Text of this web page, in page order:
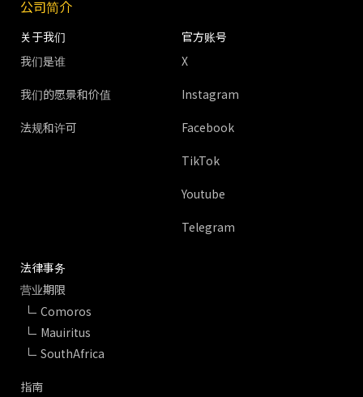
公司简介
关于我们
我们是谁
我们的愿景和价值
法规和许可
官方账号
X
Instagram
Facebook
TikTok
Youtube
Telegram
法律事务
营业期限
Comoros
Mauiritus
SouthAfrica
指南